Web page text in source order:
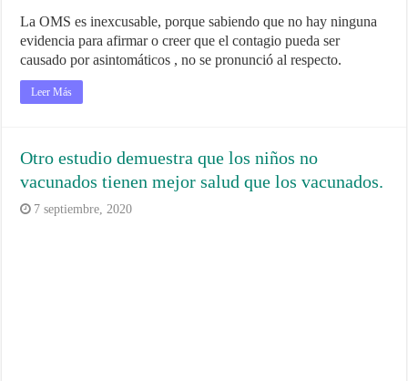
La OMS es inexcusable, porque sabiendo que no hay ninguna
evidencia para afirmar o creer que el contagio pueda ser
causado por asintomáticos , no se pronunció al respecto.
Leer Más
Otro estudio demuestra que los niños no
vacunados tienen mejor salud que los vacunados.
7 septiembre, 2020